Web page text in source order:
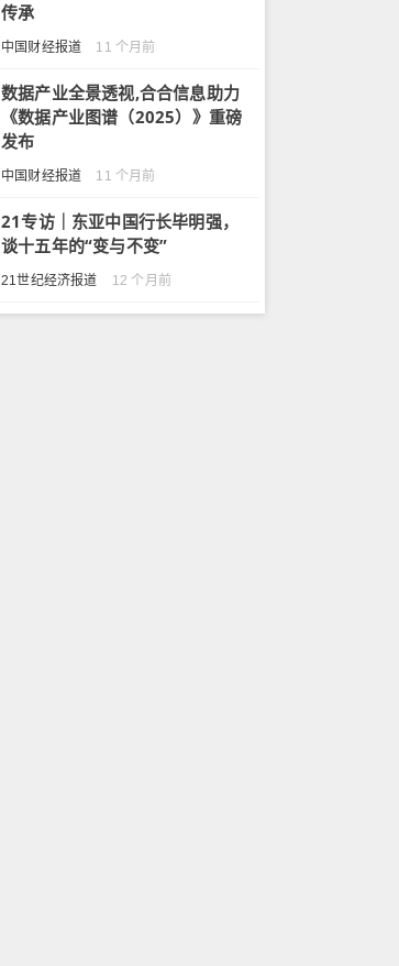
传承
中国财经报道 11 个月前
数据产业全景透视,合合信息助力
《数据产业图谱（2025）》重磅
发布
中国财经报道 11 个月前
21专访｜东亚中国行长毕明强，
谈十五年的“变与不变”
21世纪经济报道 12 个月前